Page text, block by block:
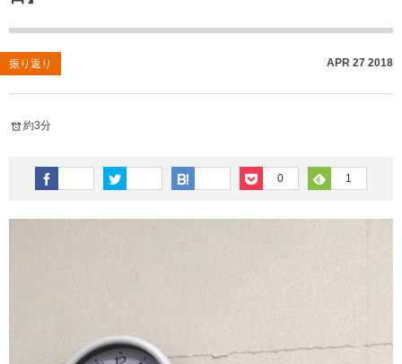
振り返り APR 27 2018
約3分
0 1
TOEIC（作戦・ノウハウなど）
TOEIC700点への道
英単語
その他英語関連
沖縄
神戸
行ってきたあれこれ
旅行関連あれこれ
ダイエット
健康あれこれ
美容あれこれ
月、星、宇宙